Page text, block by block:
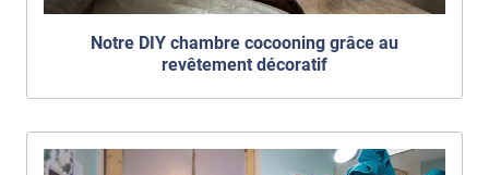
Notre DIY chambre cocooning grâce au
revêtement décoratif